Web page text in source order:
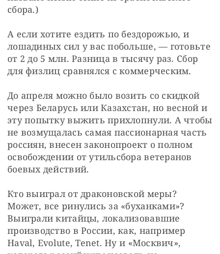
сбора.)
А если хотите ездить по бездорожью, и
лошадиных сил у вас побольше, — готовьте
от 2 до 5 млн. Разница в тысячу раз. Сбор
для физлиц сравнялся с коммерческим.
До апреля можно было возить со скидкой
через Беларусь или Казахстан, но весной и
эту попытку выжить прихлопнули. А чтобы
не возмущалась самая пассионарная часть
россиян, внесен законопроект о полном
освобождении от утильсбора ветеранов
боевых действий.
Кто выиграл от драконовской меры?
Может, все ринулись за «буханками»?
Выиграли китайцы, локализовавшие
производство в России, как, например
Haval, Evolute, Tenet. Ну и «Москвич»,